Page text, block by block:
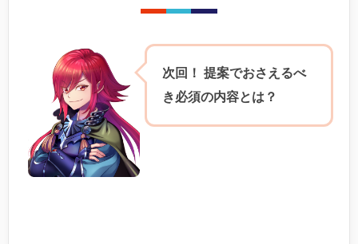
次回！ 提案でおさえるべ
き必須の内容とは？